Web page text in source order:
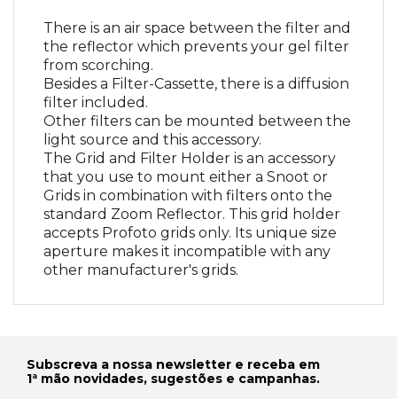
There is an air space between the filter and
the reflector which prevents your gel filter
from scorching.
Besides a Filter-Cassette, there is a diffusion
filter included.
Other filters can be mounted between the
light source and this accessory.
The Grid and Filter Holder is an accessory
that you use to mount either a Snoot or
Grids in combination with filters onto the
standard Zoom Reflector. This grid holder
accepts Profoto grids only. Its unique size
aperture makes it incompatible with any
other manufacturer's grids.
Subscreva a nossa newsletter e receba em
1ª mão novidades, sugestões e campanhas.